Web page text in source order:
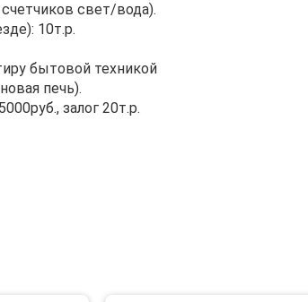
свет/вода).
10т.р.
бытовой техникой
печь).
залог 20т.р.